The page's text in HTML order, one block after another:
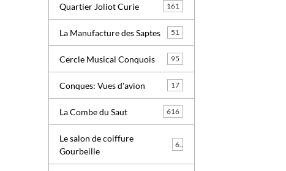
Quartier Joliot Curie 161
La Manufacture des Saptes 51
Cercle Musical Conquois 95
Conques: Vues d'avion 17
La Combe du Saut 616
Le salon de coiffure
Gourbeille